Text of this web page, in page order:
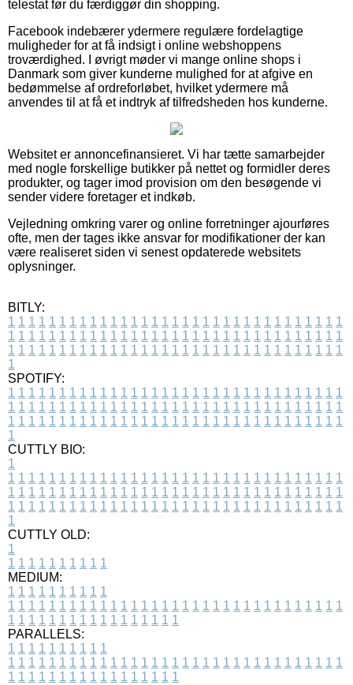
telestat før du færdiggør din shopping.
Facebook indebærer ydermere regulære fordelagtige
muligheder for at få indsigt i online webshoppens
troværdighed. I øvrigt møder vi mange online shops i
Danmark som giver kunderne mulighed for at afgive en
bedømmelse af ordreforløbet, hvilket ydermere må
anvendes til at få et indtryk af tilfredsheden hos kunderne.
Websitet er annoncefinansieret. Vi har tætte samarbejder
med nogle forskellige butikker på nettet og formidler deres
produkter, og tager imod provision om den besøgende vi
sender videre foretager et indkøb.
Vejledning omkring varer og online forretninger ajourføres
ofte, men der tages ikke ansvar for modifikationer der kan
være realiseret siden vi senest opdaterede websitets
oplysninger.
BITLY:
1 1 1 1 1 1 1 1 1 1 1 1 1 1 1 1 1 1 1 1 1 1 1 1 1 1 1 1 1 1 1 1 1
1 1 1 1 1 1 1 1 1 1 1 1 1 1 1 1 1 1 1 1 1 1 1 1 1 1 1 1 1 1 1 1 1
1 1 1 1 1 1 1 1 1 1 1 1 1 1 1 1 1 1 1 1 1 1 1 1 1 1 1 1 1 1 1 1 1
1
SPOTIFY:
1 1 1 1 1 1 1 1 1 1 1 1 1 1 1 1 1 1 1 1 1 1 1 1 1 1 1 1 1 1 1 1 1
1 1 1 1 1 1 1 1 1 1 1 1 1 1 1 1 1 1 1 1 1 1 1 1 1 1 1 1 1 1 1 1 1
1 1 1 1 1 1 1 1 1 1 1 1 1 1 1 1 1 1 1 1 1 1 1 1 1 1 1 1 1 1 1 1 1
1
CUTTLY BIO:
1
1 1 1 1 1 1 1 1 1 1 1 1 1 1 1 1 1 1 1 1 1 1 1 1 1 1 1 1 1 1 1 1 1
1 1 1 1 1 1 1 1 1 1 1 1 1 1 1 1 1 1 1 1 1 1 1 1 1 1 1 1 1 1 1 1 1
1 1 1 1 1 1 1 1 1 1 1 1 1 1 1 1 1 1 1 1 1 1 1 1 1 1 1 1 1 1 1 1 1
1
CUTTLY OLD:
1
1 1 1 1 1 1 1 1 1 1
MEDIUM:
1 1 1 1 1 1 1 1 1 1
1 1 1 1 1 1 1 1 1 1 1 1 1 1 1 1 1 1 1 1 1 1 1 1 1 1 1 1 1 1 1 1 1
1 1 1 1 1 1 1 1 1 1 1 1 1 1 1 1 1
PARALLELS:
1 1 1 1 1 1 1 1 1 1
1 1 1 1 1 1 1 1 1 1 1 1 1 1 1 1 1 1 1 1 1 1 1 1 1 1 1 1 1 1 1 1 1
1 1 1 1 1 1 1 1 1 1 1 1 1 1 1 1 1